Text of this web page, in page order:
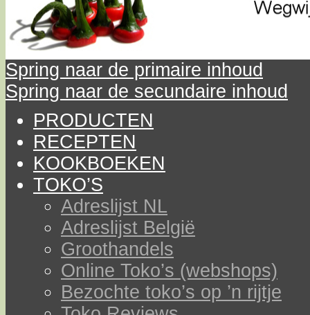
Spring naar de primaire inhoud
Spring naar de secundaire inhoud
PRODUCTEN
RECEPTEN
KOOKBOEKEN
TOKO’S
Adreslijst NL
Adreslijst België
Groothandels
Online Toko’s (webshops)
Bezochte toko’s op ’n rijtje